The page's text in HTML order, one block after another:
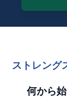
ストレング
何から